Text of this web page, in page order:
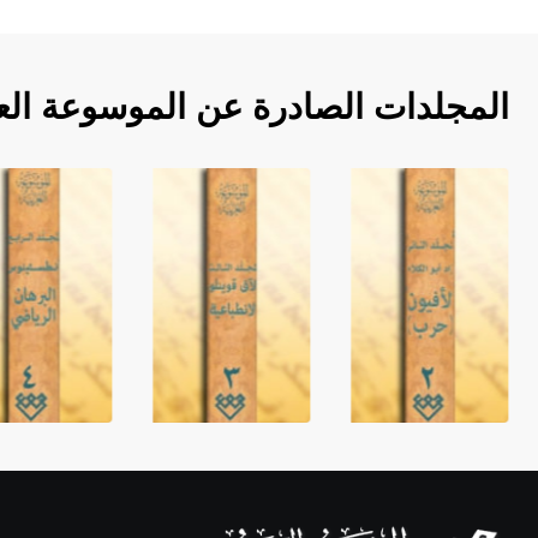
المجلدات الصادرة عن الموسوعة